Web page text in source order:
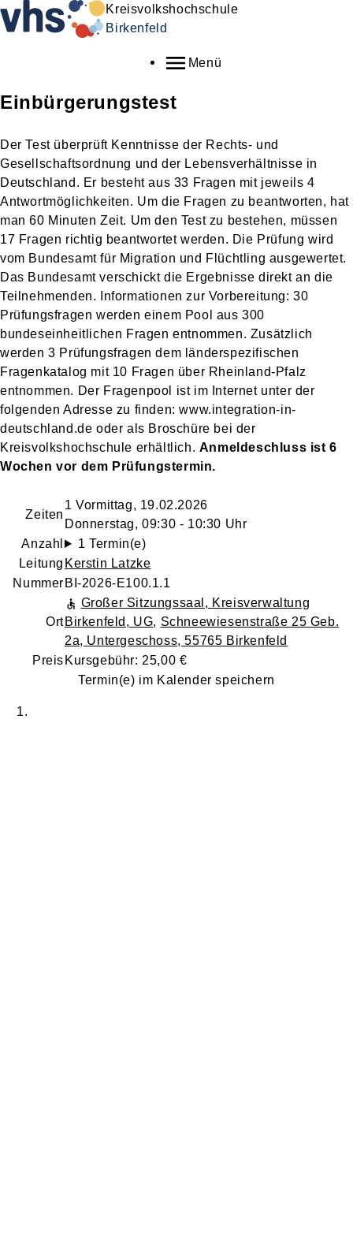
Kreisvolkshochschule
Birkenfeld
Menü
Einbürgerungstest
Der Test überprüft Kenntnisse der Rechts- und
Gesellschaftsordnung und der Lebensverhältnisse in
Deutschland. Er besteht aus 33 Fragen mit jeweils 4
Antwortmöglichkeiten. Um die Fragen zu beantworten, hat
man 60 Minuten Zeit. Um den Test zu bestehen, müssen
17 Fragen richtig beantwortet werden. Die Prüfung wird
vom Bundesamt für Migration und Flüchtling ausgewertet.
Das Bundesamt verschickt die Ergebnisse direkt an die
Teilnehmenden. Informationen zur Vorbereitung: 30
Prüfungsfragen werden einem Pool aus 300
bundeseinheitlichen Fragen entnommen. Zusätzlich
werden 3 Prüfungsfragen dem länderspezifischen
Fragenkatalog mit 10 Fragen über Rheinland-Pfalz
entnommen. Der Fragenpool ist im Internet unter der
folgenden Adresse zu finden: www.integration-in-
deutschland.de oder als Broschüre bei der
Kreisvolkshochschule erhältlich. Anmeldeschluss ist 6
Wochen vor dem Prüfungstermin.
Zeiten
1 Vormittag, 19.02.2026
Donnerstag, 09:30 - 10:30 Uhr
Anzahl
1 Termin(e)
Leitung Kerstin Latzke
Nummer BI-2026-E100.1.1
Ort
Großer Sitzungssaal, Kreisverwaltung
Birkenfeld, UG, Schneewiesenstraße 25 Geb.
2a, Untergeschoss, 55765 Birkenfeld
Preis Kursgebühr: 25,00 €
Termin(e) im Kalender speichern